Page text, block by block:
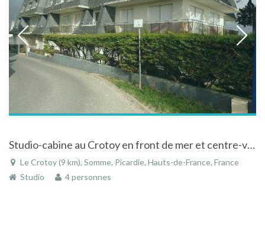
Studio-cabine au Crotoy en front de mer et centre-ville dans la baie de Somme en Picardie
Le Crotoy (9 km), Somme, Picardie, Hauts-de-France, France
Studio
4 personnes